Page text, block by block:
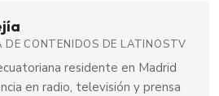
DE CONTENIDOS DE LATINOSTV
residente en Madrid
en radio, televisión y prensa